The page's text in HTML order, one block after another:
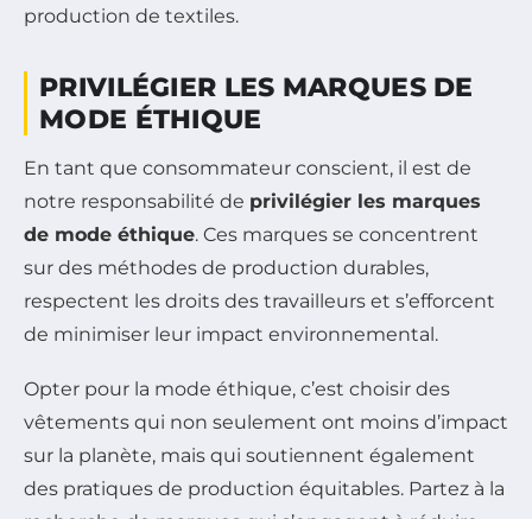
production de textiles.
PRIVILÉGIER LES MARQUES DE
MODE ÉTHIQUE
En tant que consommateur conscient, il est de
notre responsabilité de privilégier les marques
de mode éthique. Ces marques se concentrent
sur des méthodes de production durables,
respectent les droits des travailleurs et s’efforcent
de minimiser leur impact environnemental.
Opter pour la mode éthique, c’est choisir des
vêtements qui non seulement ont moins d’impact
sur la planète, mais qui soutiennent également
des pratiques de production équitables. Partez à la